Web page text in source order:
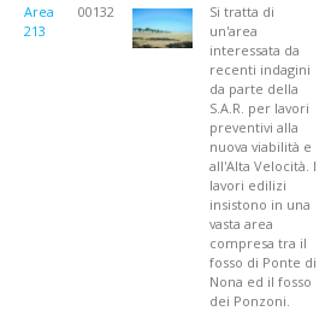
Area
213
00132
Si tratta di
un'area
interessata da
recenti indagini
da parte della
S.A.R. per lavori
preventivi alla
nuova viabilità e
all'Alta Velocità. I
lavori edilizi
insistono in una
vasta area
compresa tra il
fosso di Ponte di
Nona ed il fosso
dei Ponzoni.